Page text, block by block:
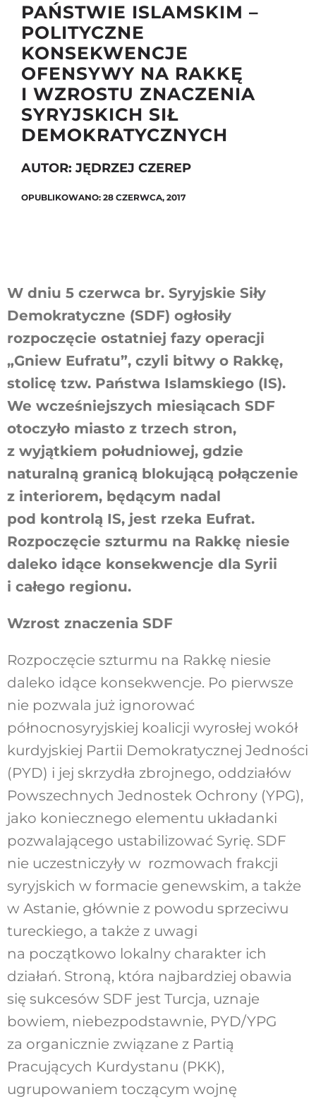
Szukaj
PAŃSTWIE ISLAMSKIM –
POLITYCZNE
KONSEKWENCJE
OFENSYWY NA RAKKĘ
I WZROSTU ZNACZENIA
SYRYJSKICH SIŁ
DEMOKRATYCZNYCH
AUTOR: JĘDRZEJ CZEREP
OPUBLIKOWANO: 28 CZERWCA, 2017
W dniu 5 czerwca br. Syryjskie Siły
Demokratyczne (SDF) ogłosiły
rozpoczęcie ostatniej fazy operacji
„Gniew Eufratu”, czyli bitwy o Rakkę,
stolicę tzw. Państwa Islamskiego (IS).
We wcześniejszych miesiącach SDF
otoczyło miasto z trzech stron,
z wyjątkiem południowej, gdzie
naturalną granicą blokującą połączenie
z interiorem, będącym nadal
pod kontrolą IS, jest rzeka Eufrat.
Rozpoczęcie szturmu na Rakkę niesie
daleko idące konsekwencje dla Syrii
i całego regionu.
Wzrost znaczenia SDF
Rozpoczęcie szturmu na Rakkę niesie
daleko idące konsekwencje. Po pierwsze
nie pozwala już ignorować
północnosyryjskiej koalicji wyrosłej wokół
kurdyjskiej Partii Demokratycznej Jedności
(PYD) i jej skrzydła zbrojnego, oddziałów
Powszechnych Jednostek Ochrony (YPG),
jako koniecznego elementu układanki
pozwalającego ustabilizować Syrię. SDF
nie uczestniczyły w rozmowach frakcji
syryjskich w formacie genewskim, a także
w Astanie, głównie z powodu sprzeciwu
tureckiego, a także z uwagi
na początkowo lokalny charakter ich
działań. Stroną, która najbardziej obawia
się sukcesów SDF jest Turcja, uznaje
bowiem, niebezpodstawnie, PYD/YPG
za organicznie związane z Partią
Pracujących Kurdystanu (PKK),
ugrupowaniem toczącym wojnę